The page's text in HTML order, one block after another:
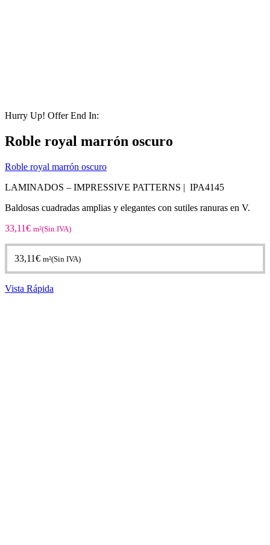
Hurry Up! Offer End In:
Roble royal marrón oscuro
Roble royal marrón oscuro
LAMINADOS – IMPRESSIVE PATTERNS | IPA4145
Baldosas cuadradas amplias y elegantes con sutiles ranuras en V.
33,11€ m²(Sin IVA)
33,11€ m²(Sin IVA)
Vista Rápida